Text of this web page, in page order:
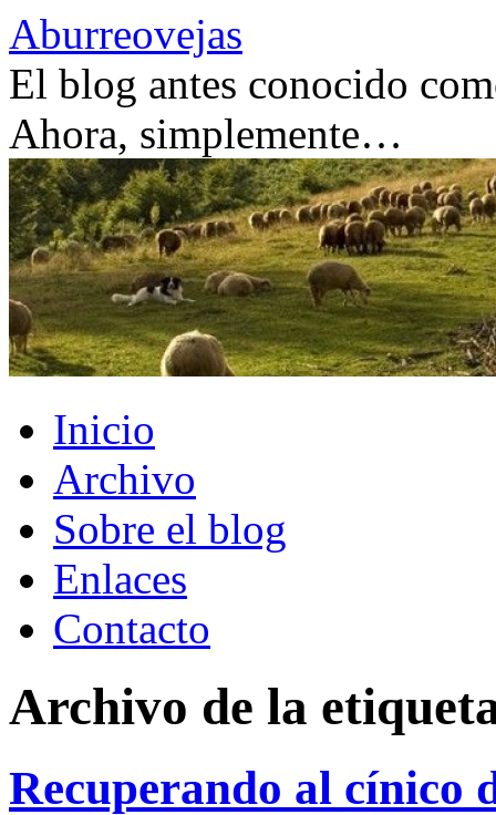
Saltar
al
contenido
Aburreovejas
El blog antes conocido
Ahora, simplemente…
Inicio
Archivo
Sobre el blog
Enlaces
Contacto
Archivo de la
Recuperando al cínico